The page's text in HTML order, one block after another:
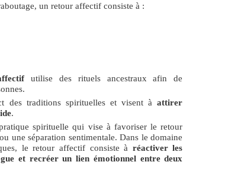
un retour affectif consiste à :
utilise des rituels ancestraux afin de
des traditions spirituelles et visent àattirer
.
spirituelle qui vise à favoriser le retour
une séparation sentimentale. Dans le domaine
le retour affectif consiste à réactiver les
et recréer un lien émotionnel entre deux